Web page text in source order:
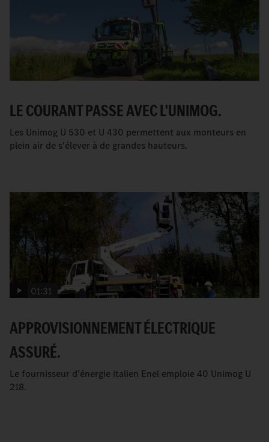
LE COURANT PASSE AVEC L'UNIMOG.
Les Unimog U 530 et U 430 permettent aux monteurs en
plein air de s'élever à de grandes hauteurs.
01:31
APPROVISIONNEMENT ÉLECTRIQUE
ASSURÉ.
Le fournisseur d'énergie italien Enel emploie 40 Unimog U
218.